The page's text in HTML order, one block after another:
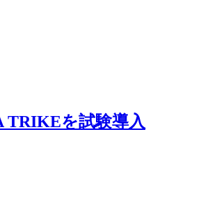
TRIKEを試験導入